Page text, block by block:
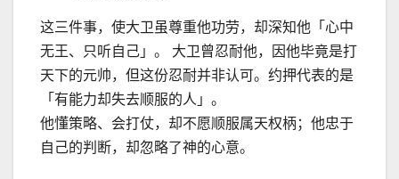
这三件事，使大卫虽尊重他功劳，却深知他「心中
无王、只听自己」。 大卫曾忍耐他，因他毕竟是打
天下的元帅，但这份忍耐并非认可。约押代表的是
「有能力却失去顺服的人」。
他懂策略、会打仗，却不愿顺服属天权柄；他忠于
自己的判断，却忽略了神的心意。